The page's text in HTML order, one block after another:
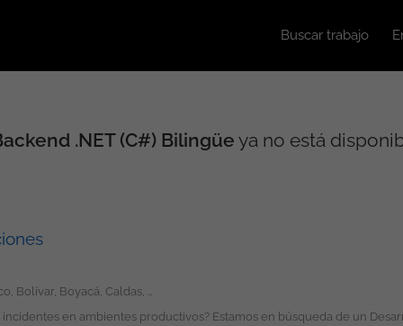
Buscar trabajo
.NET (C#) Bilingüeya no está
en ambientes productivos? Estamos en búsqueda de un